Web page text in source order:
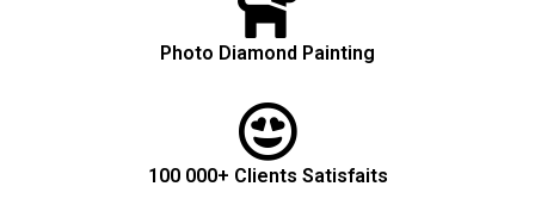
Photo Diamond Painting
100 000+ Clients Satisfaits